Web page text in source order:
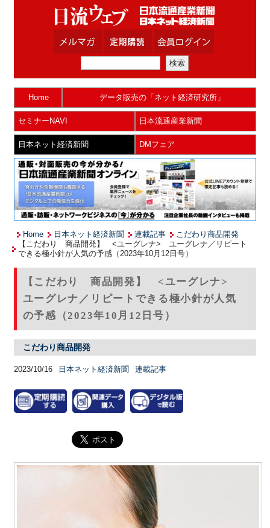
Home データ販売の「ネット経済研究所」
セミナーNAVI 日本流通産業新聞
日本ネット経済新聞 DMフェア
Home 日本ネット経済新聞 連載記事
こだわり商品開発
【こだわり 商品開発】 <ユーグレナ> ユーグレナ／リピート
できる極小針が人気の予感（2023年10月12日号）
【こだわり 商品開発】 <ユーグレナ>
ユーグレナ／リピートできる極小針が人気
の予感（2023年10月12日号）
こだわり商品開発
2023/10/16 日本ネット経済新聞 連載記事